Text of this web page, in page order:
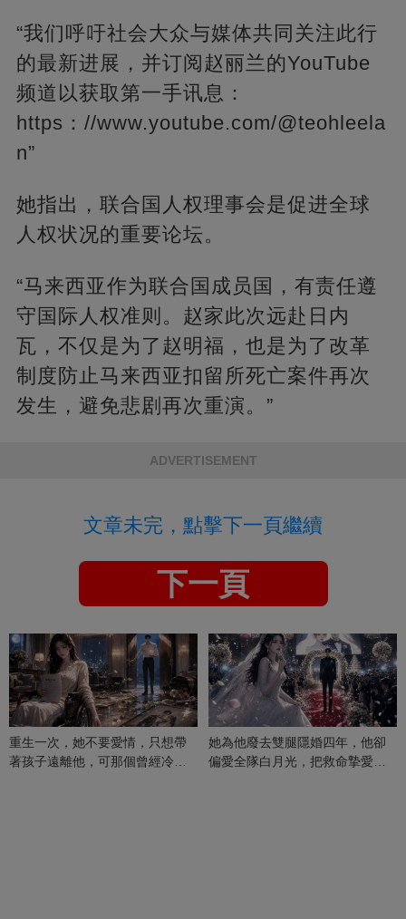
“我们呼吁社会大众与媒体共同关注此行
的最新进展，并订阅赵丽兰的YouTube
频道以获取第一手讯息：
https：//www.youtube.com/@teohleela
n”
她指出，联合国人权理事会是促进全球
人权状况的重要论坛。
“马来西亚作为联合国成员国，有责任遵
守国际人权准则。赵家此次远赴日内
瓦，不仅是为了赵明福，也是为了改革
制度防止马来西亚扣留所死亡案件再次
发生，避免悲剧再次重演。”
ADVERTISEMENT
文章未完，點擊下一頁繼續
下一頁
重生一次，她不要愛情，只想帶
著孩子遠離他，可那個曾經冷漠
她為他廢去雙腿隱婚四年，他卻
偏愛全隊白月光，把救命摯愛當